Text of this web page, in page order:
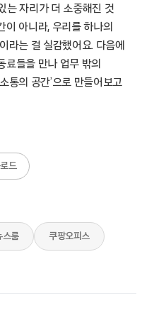
는 자리가 더 소중해진 것
이 아니라, 우리를 하나의
라는 걸 실감했어요. 다음에
료들을 만나 업무 밖의
통의 공간’으로 만들어보고
드
스룸 쿠팡오피스